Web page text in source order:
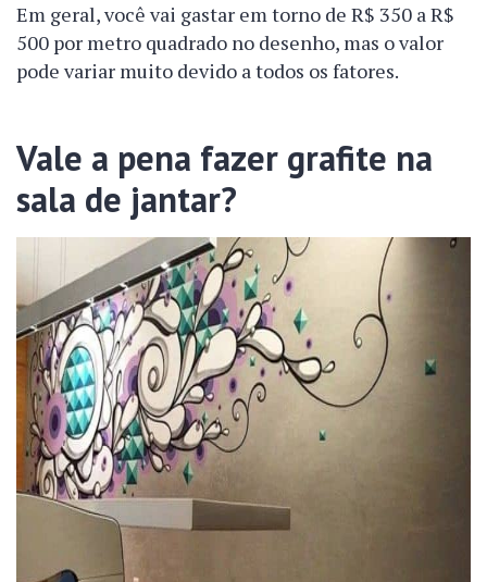
Em geral, você vai gastar em torno de R$ 350 a R$
500 por metro quadrado no desenho, mas o valor
pode variar muito devido a todos os fatores.
Vale a pena fazer grafite na
sala de jantar?